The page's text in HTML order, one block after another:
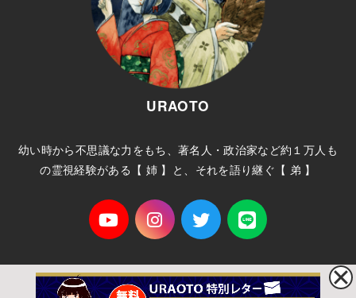
URAOTO
幼い時から不思議な力をもち、著名人・政治家など約１万人も
の霊視経験がある【 姉 】と、それを語り継ぐ【 弟 】
ホーム プライバシーポリシー サイトマップ お問い合わせ